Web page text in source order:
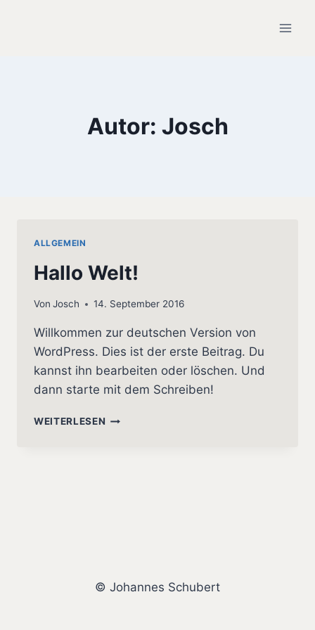
Autor: Josch
ALLGEMEIN
Hallo Welt!
Von Josch 14. September 2016
Willkommen zur deutschen Version von
WordPress. Dies ist der erste Beitrag. Du
kannst ihn bearbeiten oder löschen. Und
dann starte mit dem Schreiben!
WEITERLESEN HALLO
© Johannes Schubert